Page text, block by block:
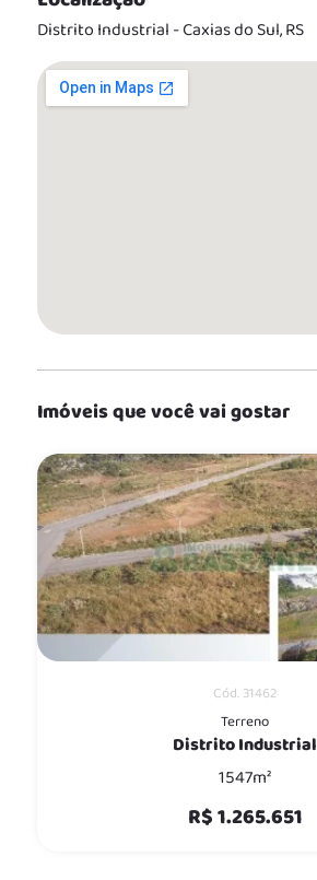
Distrito Industrial - Caxias do Sul, RS
Imóveis que você vai gostar
Cód. 31462
Terreno
Distrito Industrial
1547m²
R$ 1.265.651